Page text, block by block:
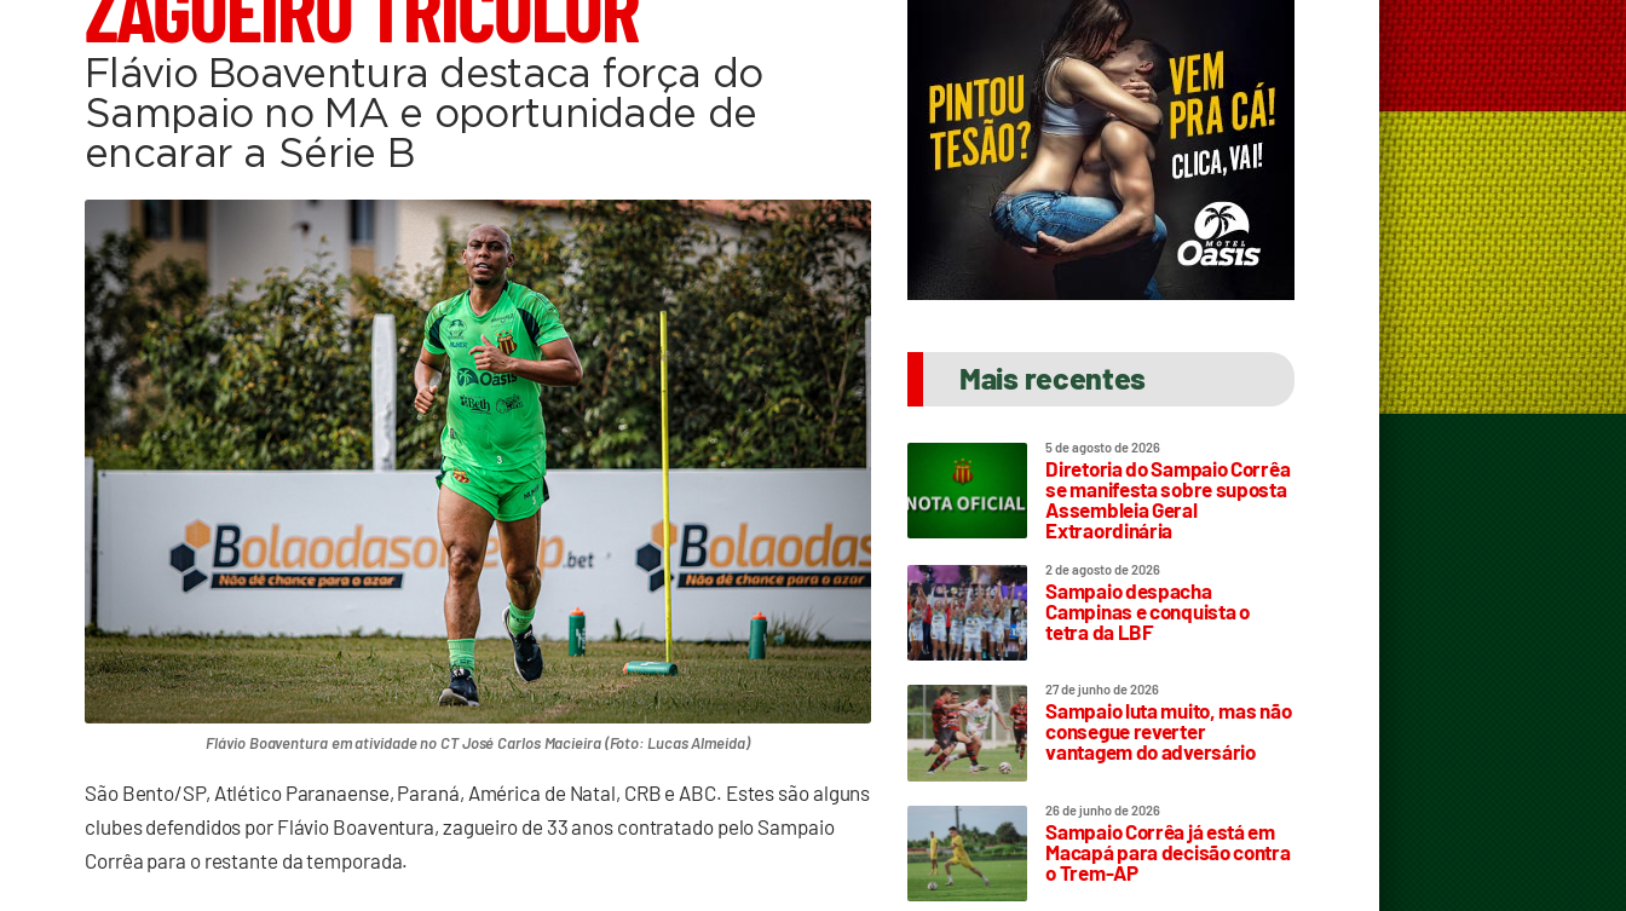
Flávio Boaventura destaca força do
Sampaio no MA e oportunidade de
encarar a Série B
Flávio Boaventura em atividade no CT José Carlos Macieira (Foto: Lucas Almeida)
São Bento/SP, Atlético Paranaense, Paraná, América de Natal, CRB e ABC. Estes são alguns
clubes defendidos por Flávio Boaventura, zagueiro de 33 anos contratado pelo Sampaio
Corrêa para o restante da temporada.
Mais recentes
5 de agosto de 2026
Diretoria do Sampaio Corrêa
se manifesta sobre suposta
Assembleia Geral
Extraordinária
2 de agosto de 2026
Sampaio despacha
Campinas e conquista o
tetra da LBF
27 de junho de 2026
Sampaio luta muito, mas não
consegue reverter
vantagem do adversário
26 de junho de 2026
Sampaio Corrêa já está em
Macapá para decisão contra
o Trem-AP